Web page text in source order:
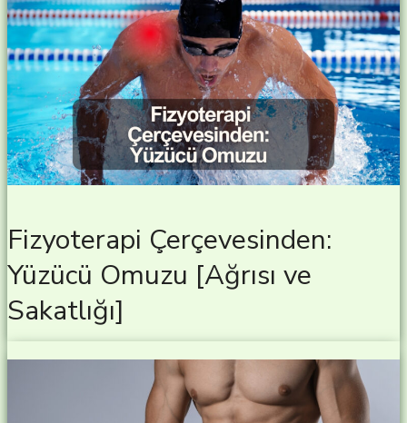
Fizyoterapi Çerçevesinden:
Yüzücü Omuzu [Ağrısı ve
Sakatlığı]